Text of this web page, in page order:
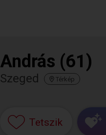
András (61)
Szeged Térkép
Tetszik